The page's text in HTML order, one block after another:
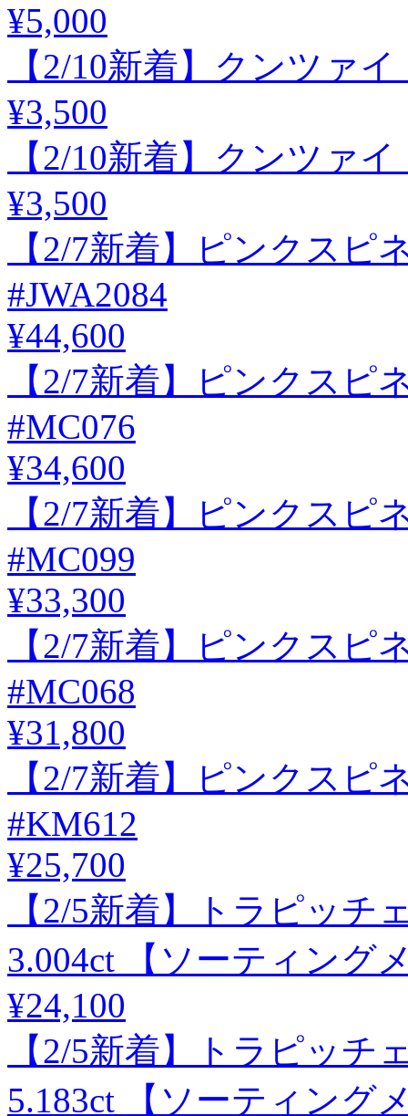
¥5,000
【2/10新着】クンツァ
¥3,500
【2/10新着】クンツァ
¥3,500
【2/7新着】ピンクスピ
#JWA2084
¥44,600
【2/7新着】ピンクスピ
#MC076
¥34,600
【2/7新着】ピンクスピ
#MC099
¥33,300
【2/7新着】ピンクスピ
#MC068
¥31,800
【2/7新着】ピンクスピ
#KM612
¥25,700
【2/5新着】トラピッ
3.004ct 【ソーティング
¥24,100
【2/5新着】トラピッ
5.183ct 【ソーティング